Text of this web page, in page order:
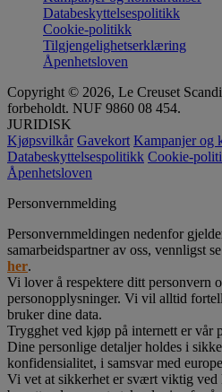
Databeskyttelsespolitikk
Cookie-politikk
Tilgjengelighetserklæring
Åpenhetsloven
Copyright © 2026, Le Creuset
forbeholdt. NUF 9860 08 454.
JURIDISK
Kjøpsvilkår Gavekort Kampanjer og
Databeskyttelsespolitikk Cookie-
Åpenhetsloven
Personvernmelding
Personvernmeldingen nedenfor
samarbeidspartner av oss, vennligst
her.
Vi lover å respektere ditt personvern
personopplysninger. Vi vil alltid
bruker dine data.
Trygghet ved kjøp på internett er vår
Dine personlige detaljer holdes i
konfidensialitet, i samsvar med
Vi vet at sikkerhet er svært viktig ved